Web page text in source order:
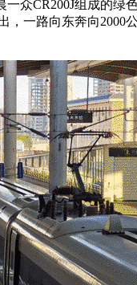
众CR200J组成的绿
，一路向东奔向2000